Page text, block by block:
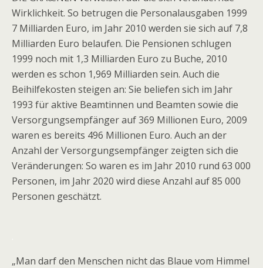
Wirklichkeit. So betrugen die Personalausgaben 1999
7 Milliarden Euro, im Jahr 2010 werden sie sich auf 7,8
Milliarden Euro belaufen. Die Pensionen schlugen
1999 noch mit 1,3 Milliarden Euro zu Buche, 2010
werden es schon 1,969 Milliarden sein. Auch die
Beihilfekosten steigen an: Sie beliefen sich im Jahr
1993 für aktive Beamtinnen und Beamten sowie die
Versorgungsempfänger auf 369 Millionen Euro, 2009
waren es bereits 496 Millionen Euro. Auch an der
Anzahl der Versorgungsempfänger zeigten sich die
Veränderungen: So waren es im Jahr 2010 rund 63 000
Personen, im Jahr 2020 wird diese Anzahl auf 85 000
Personen geschätzt.
„Man darf den Menschen nicht das Blaue vom Himmel